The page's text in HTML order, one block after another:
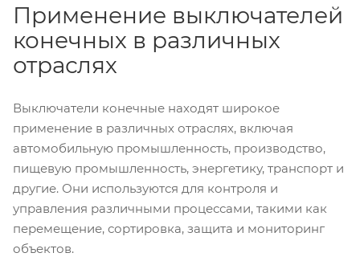
Применение выключателей
конечных в различных
отраслях
Выключатели конечные находят широкое
применение в различных отраслях, включая
автомобильную промышленность, производство,
пищевую промышленность, энергетику, транспорт и
другие. Они используются для контроля и
управления различными процессами, такими как
перемещение, сортировка, защита и мониторинг
объектов.